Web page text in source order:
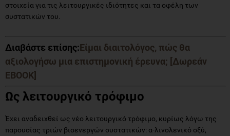
στοιχεία για τις λειτουργικές ιδιότητες και τα οφέλη των
συστατικών του.
Διαβάστε επίσης:Είμαι διαιτολόγος, πώς θα
αξιολογήσω μια επιστημονική έρευνα; [Δωρεάν
EBOOK]
Ως λειτουργικό τρόφιμο
Έχει αναδειχθεί ως νέο λειτουργικό τρόφιμο, κυρίως λόγω της
παρουσίας τριών βιοενεργών συστατικών: α-λινολενικό οξύ,